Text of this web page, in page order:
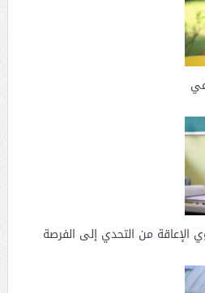
الإعاقة من التحدي إلى الفرصة